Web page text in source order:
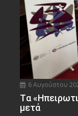
6 Αυγούστου
Tα
μετά